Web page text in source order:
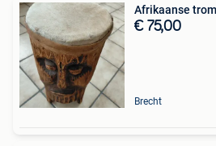
Afrikaanse
€ 75,00
Brecht